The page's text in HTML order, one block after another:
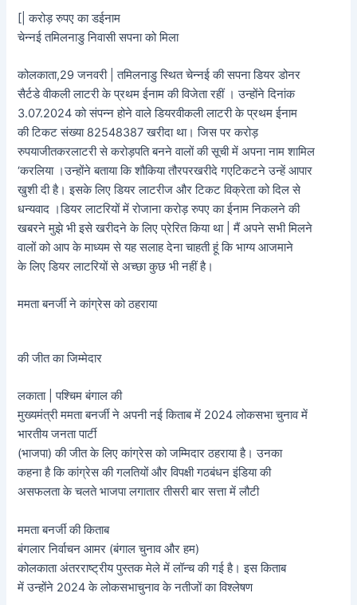
[| करोड़ रुपए का डईनाम
चेन्नई तमिलनाडु निवासी सपना को मिला
कोलकाता,29 जनवरी | तमिलनाडु स्थित चेन्नई की सपना डियर डोनर
सैर्टडे वीकली लाटरी के प्रथम ईनाम की विजेता रहीं । उन्होंने दिनांक
3.07.2024 को संपन्‍न होने वाले डियरवीकली लाटरी के प्रथम ईनाम
की टिकट संख्या 82548387 खरीदा था। जिस पर करोड़
रुपयाजीतकरलाटरी से करोड़पति बनने वालों की सूची में अपना नाम शामिल
‘करलिया ।उन्होंने बताया कि शौकिया तौरपरखरीदे गएटिकटने उन्हें आपार
खुशी दी है। इसके लिए डियर लाटरीज और टिकट विक्रेता को दिल से
धन्यवाद ।डियर लाटरियों में रोजाना करोड़ रुपए का ईनाम निकलने की
खबरने मुझे भी इसे खरीदने के लिए प्रेरित किया था | मैं अपने सभी मिलने
वालों को आप के माध्यम से यह सलाह देना चाहती हूं कि भाग्य आजमाने
के लिए डियर लाटरियों से अच्छा कुछ भी नहीं है।
ममता बनर्जी ने कांग्रेस को ठहराया
की जीत का जिम्मेदार
लकाता | पश्चिम बंगाल की
मुख्यमंत्री ममता बनर्जी ने अपनी नई किताब में 2024 लोकसभा चुनाव में
भारतीय जनता पार्टी
(भाजपा) की जीत के लिए कांग्रेस को जम्मिदार ठहराया है। उनका
कहना है कि कांग्रेस की गलतियों और विपक्षी गठबंधन इंडिया की
असफलता के चलते भाजपा लगातार तीसरी बार सत्ता में लौटी
ममता बनर्जी की किताब
बंगलार निर्वाचन आमर (बंगाल चुनाव और हम)
कोलकाता अंतरराष्ट्रीय पुस्तक मेले में लॉन्च की गई है। इस किताब
में उन्होंने 2024 के लोकसभाचुनाव के नतीजों का विश्लेषण